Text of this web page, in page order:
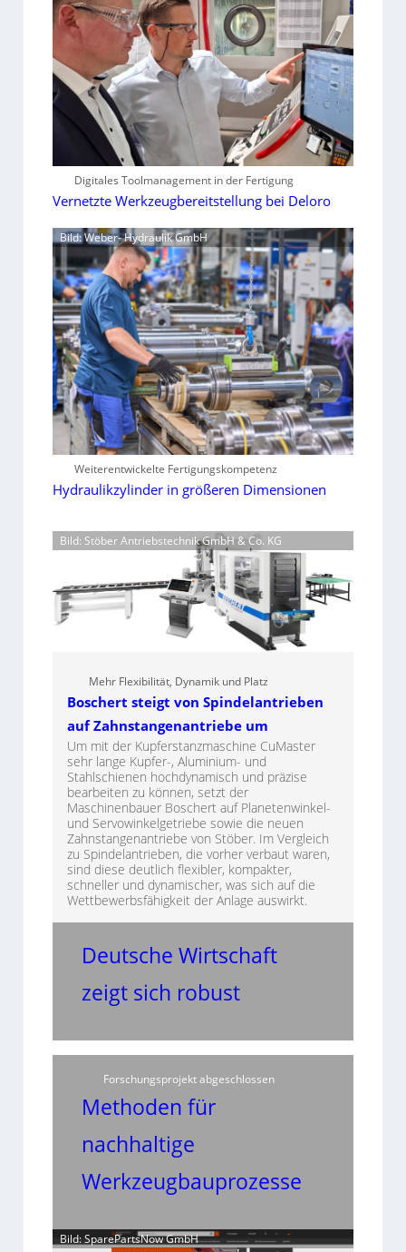
Digitales Toolmanagement in der Fertigung
Vernetzte Werkzeugbereitstellung bei Deloro
Bild: Weber- Hydraulik GmbH
Weiterentwickelte Fertigungskompetenz
Hydraulikzylinder in größeren Dimensionen
Bild: Stöber Antriebstechnik GmbH & Co. KG
Mehr Flexibilität, Dynamik und Platz
Boschert steigt von Spindelantrieben
auf Zahnstangenantriebe um
Um mit der Kupferstanzmaschine CuMaster
sehr lange Kupfer-, Aluminium- und
Stahlschienen hochdynamisch und präzise
bearbeiten zu können, setzt der
Maschinenbauer Boschert auf Planetenwinkel-
und Servowinkelgetriebe sowie die neuen
Zahnstangenantriebe von Stöber. Im Vergleich
zu Spindelantrieben, die vorher verbaut waren,
sind diese deutlich flexibler, kompakter,
schneller und dynamischer, was sich auf die
Wettbewerbsfähigkeit der Anlage auswirkt.
Deutsche Wirtschaft
zeigt sich robust
Forschungsprojekt abgeschlossen
Methoden für
nachhaltige
Werkzeugbauprozesse
Bild: SparePartsNow GmbH